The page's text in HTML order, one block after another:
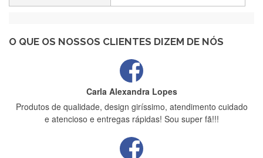
O QUE OS NOSSOS CLIENTES DIZEM DE NÓS
estrelas
Carla Alexandra Lopes
Produtos de qualidade, design giríssimo, atendimento cuidado
e atencioso e entregas rápidas! Sou super fã!!!